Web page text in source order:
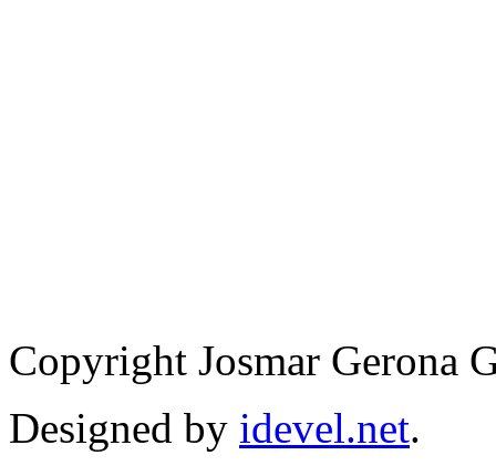
Copyright Josmar Gerona
Designed by idevel.net.